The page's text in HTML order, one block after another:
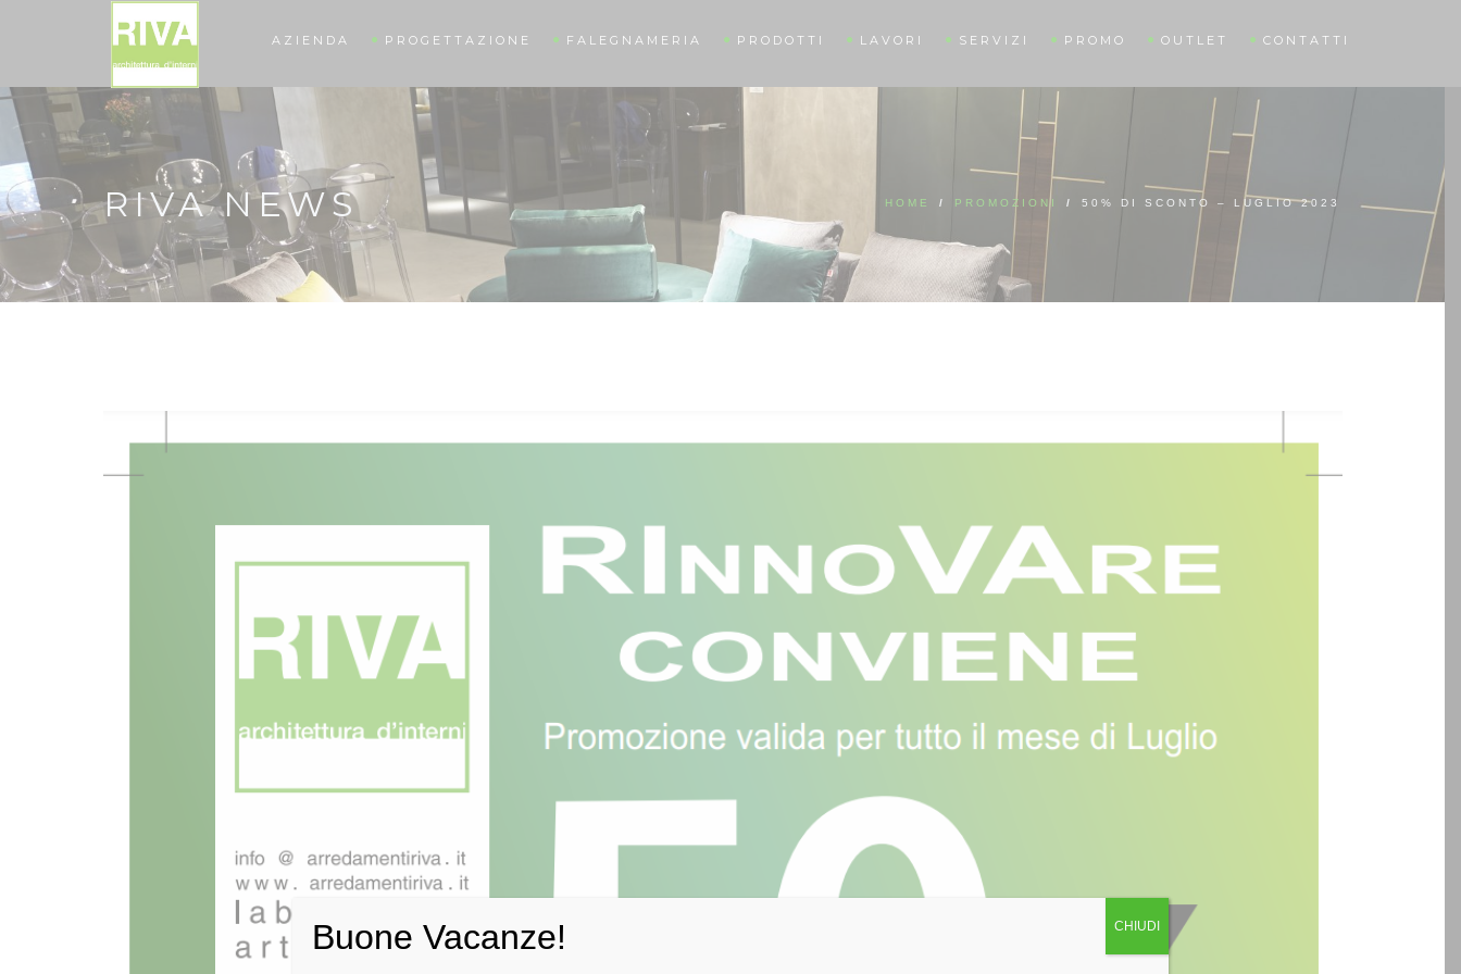
AZIENDA PROGETTAZIONE FALEGNAMERIA PRODOTTI LAVORI SERVIZI PROMO OUTLET CONTATTI
RIVA NEWS HOME / PROMOZIONI / 50% DI SCONTO – LUGLIO 2023
Buone Vacanze! CHIUDI